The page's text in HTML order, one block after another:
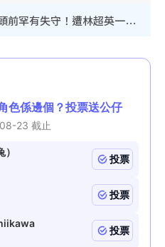
TVB新聞主播陳嘉欣鏡頭前罕有失守！遭林超英一句說話突襲嚇親當場大笑